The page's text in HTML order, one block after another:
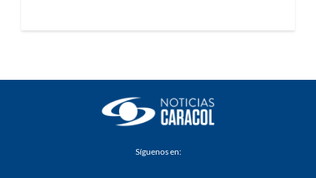
Síguenos en: